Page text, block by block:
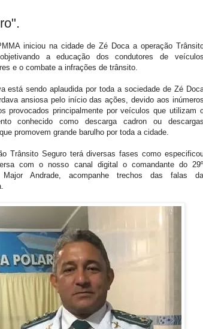
iniciou na cidade de Zé Doca a operação
a educação dos condutores de veículos
e o combate a infrações de trânsito.
está sendo aplaudida por toda a sociedade de Zé
ansiosa pelo início das ações, devido aos inúmeros
provocados principalmente por veículos que utilizam
conhecido como descarga cadron ou descargas
promovem grande barulho por toda a cidade.
Trânsito Seguro terá diversas fases como
com o nosso canal digital o comandante do 29º
Major Andrade, acompanhe trechos das falas da